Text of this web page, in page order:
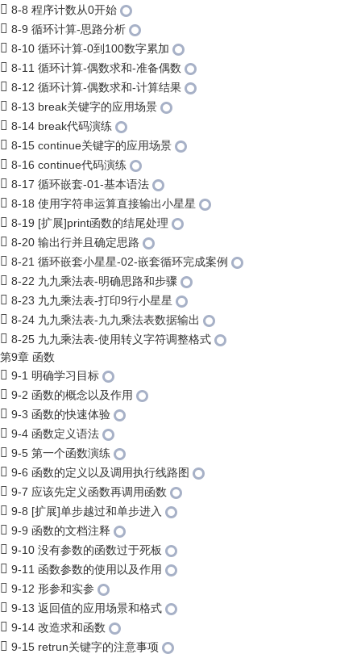
8-8 程序计数从0开始
8-9 循环计算-思路分析
8-10 循环计算-0到100数字累加
8-11 循环计算-偶数求和-准备偶数
8-12 循环计算-偶数求和-计算结果
8-13 break关键字的应用场景
8-14 break代码演练
8-15 continue关键字的应用场景
8-16 continue代码演练
8-17 循环嵌套-01-基本语法
8-18 使用字符串运算直接输出小星星
8-19 [扩展]print函数的结尾处理
8-20 输出行并且确定思路
8-21 循环嵌套小星星-02-嵌套循环完成案例
8-22 九九乘法表-明确思路和步骤
8-23 九九乘法表-打印9行小星星
8-24 九九乘法表-九九乘法表数据输出
8-25 九九乘法表-使用转义字符调整格式
第9章 函数
9-1 明确学习目标
9-2 函数的概念以及作用
9-3 函数的快速体验
9-4 函数定义语法
9-5 第一个函数演练
9-6 函数的定义以及调用执行线路图
9-7 应该先定义函数再调用函数
9-8 [扩展]单步越过和单步进入
9-9 函数的文档注释
9-10 没有参数的函数过于死板
9-11 函数参数的使用以及作用
9-12 形参和实参
9-13 返回值的应用场景和格式
9-14 改造求和函数
9-15 retrun关键字的注意事项